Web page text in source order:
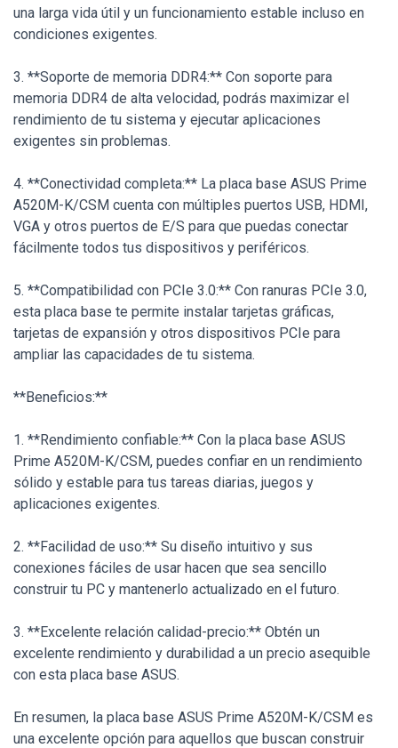
una larga vida útil y un funcionamiento estable incluso en
condiciones exigentes.
3. **Soporte de memoria DDR4:** Con soporte para
memoria DDR4 de alta velocidad, podrás maximizar el
rendimiento de tu sistema y ejecutar aplicaciones
exigentes sin problemas.
4. **Conectividad completa:** La placa base ASUS Prime
A520M-K/CSM cuenta con múltiples puertos USB, HDMI,
VGA y otros puertos de E/S para que puedas conectar
fácilmente todos tus dispositivos y periféricos.
5. **Compatibilidad con PCIe 3.0:** Con ranuras PCIe 3.0,
esta placa base te permite instalar tarjetas gráficas,
tarjetas de expansión y otros dispositivos PCIe para
ampliar las capacidades de tu sistema.
**Beneficios:**
1. **Rendimiento confiable:** Con la placa base ASUS
Prime A520M-K/CSM, puedes confiar en un rendimiento
sólido y estable para tus tareas diarias, juegos y
aplicaciones exigentes.
2. **Facilidad de uso:** Su diseño intuitivo y sus
conexiones fáciles de usar hacen que sea sencillo
construir tu PC y mantenerlo actualizado en el futuro.
3. **Excelente relación calidad-precio:** Obtén un
excelente rendimiento y durabilidad a un precio asequible
con esta placa base ASUS.
En resumen, la placa base ASUS Prime A520M-K/CSM es
una excelente opción para aquellos que buscan construir